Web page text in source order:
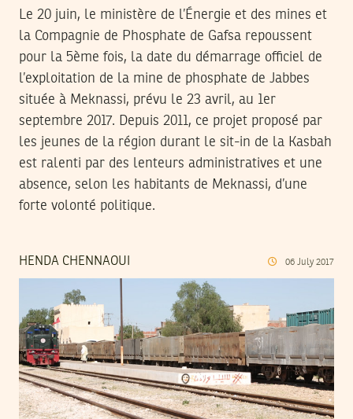
Le 20 juin, le ministère de l’Énergie et des mines et
la Compagnie de Phosphate de Gafsa repoussent
pour la 5ème fois, la date du démarrage officiel de
l’exploitation de la mine de phosphate de Jabbes
située à Meknassi, prévu le 23 avril, au 1er
septembre 2017. Depuis 2011, ce projet proposé par
les jeunes de la région durant le sit-in de la Kasbah
est ralenti par des lenteurs administratives et une
absence, selon les habitants de Meknassi, d’une
forte volonté politique.
HENDA CHENNAOUI 06 July 2017